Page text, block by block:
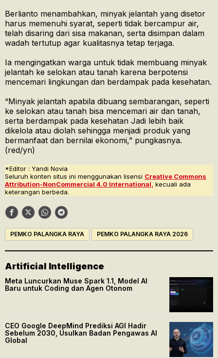
Berlianto menambahkan, minyak jelantah yang disetor
harus memenuhi syarat, seperti tidak bercampur air,
telah disaring dari sisa makanan, serta disimpan dalam
wadah tertutup agar kualitasnya tetap terjaga.
Ia mengingatkan warga untuk tidak membuang minyak
jelantah ke selokan atau tanah karena berpotensi
mencemari lingkungan dan berdampak pada kesehatan.
“Minyak jelantah apabila dibuang sembarangan, seperti
ke selokan atau tanah bisa mencemari air dan tanah,
serta berdampak pada kesehatan Jadi lebih baik
dikelola atau diolah sehingga menjadi produk yang
bermanfaat dan bernilai ekonomi,” pungkasnya.
(red/yn)
*Editor : Yandi Novia
Seluruh konten situs ini menggunakan lisensi Creative Commons
Attribution-NonCommercial 4.0 International, kecuali ada
keterangan berbeda.
PEMKO PALANGKA RAYA PEMKO PALANGKA RAYA 2026
Artificial Intelligence
Meta Luncurkan Muse Spark 1.1, Model AI
Baru untuk Coding dan Agen Otonom
CEO Google DeepMind Prediksi AGI Hadir
Sebelum 2030, Usulkan Badan Pengawas AI
Global